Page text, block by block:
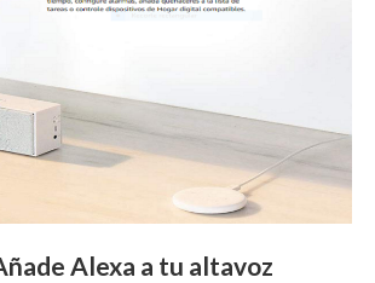
Alexa a tu altavoz